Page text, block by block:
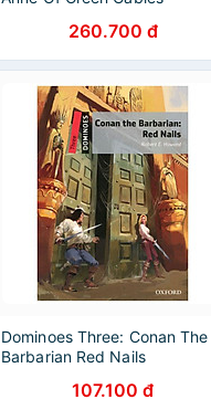
260.700 đ
Dominoes Three: Conan The
Barbarian Red Nails
107.100 đ